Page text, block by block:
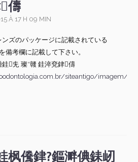
儔
À 17 H 09 MIN
ンズのパッケージに記載されている
備考欄に記載して下さい。
兂 璨″竷 銈淬兗銉儔
siteantigo/imagem/
枫儯銉?鏂溿倎銇屻